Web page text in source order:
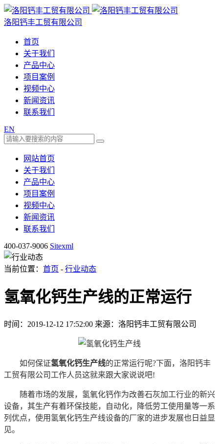
洛阳钙丰工贸有限公司
首页
关于我们
产品中心
项目案例
视频中心
新闻资讯
联系我们
EN
网站首页
关于我们
产品中心
项目案例
视频中心
新闻资讯
联系我们
400-037-9006 Sitexml
当前位置： 首页 - 行业动态
氢氧化钙生产线的正常运行
时间：2019-12-12 17:52:00 来源：洛阳钙丰工贸有限公司
如何保证氢氧化钙生产线的正常运行呢?下面，洛阳钙丰
工贸有限公司工作人员这就来跟大家说说吧!
随着市场的发展，氢氧化钙作为改善石灰加工行业的新兴
设备，其生产有着环保技能，自动化，降低劳工使用量等一系
列优点，使用氢氧化钙生产线设备的厂家的进步发展也日益显
见。